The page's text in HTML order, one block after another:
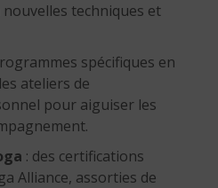
techniques et
spécifiques en
ateliers de
pour aiguiser les
: des certifications
Alliance, assorties de